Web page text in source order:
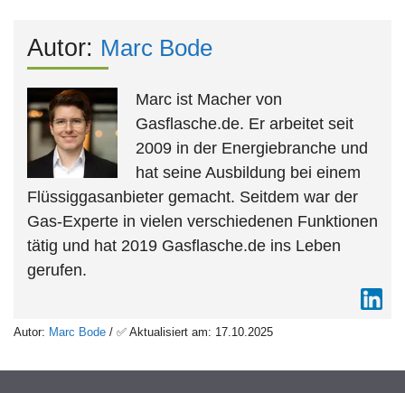
Autor: Marc Bode
Marc ist Macher von
Gasflasche.de. Er arbeitet seit
2009 in der Energiebranche und
hat seine Ausbildung bei einem
Flüssiggasanbieter gemacht. Seitdem war der
Gas-Experte in vielen verschiedenen Funktionen
tätig und hat 2019 Gasflasche.de ins Leben
gerufen.
Autor: Marc Bode / ✅ Aktualisiert am: 17.10.2025